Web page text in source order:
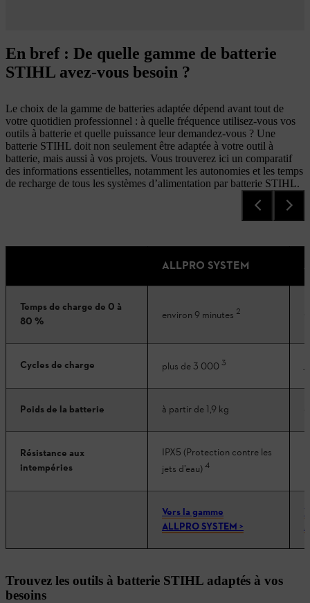
En bref : De quelle gamme de batterie
STIHL avez-vous besoin ?
Le choix de la gamme de batteries adaptée dépend avant tout de
votre quotidien professionnel : à quelle fréquence utilisez-vous vos
outils à batterie et quelle puissance leur demandez-vous ? Une
batterie STIHL doit non seulement être adaptée à votre outil à
batterie, mais aussi à vos projets. Vous trouverez ici un comparatif
des informations essentielles, notamment les autonomies et les temps
de recharge de tous les systèmes d’alimentation par batterie STIHL.
ALLPRO SYSTEM
Temps de charge de 0 à
80 %
environ 9 minutes 2
Cycles de charge plus de 3 000 3
Poids de la batterie à partir de 1,9 kg
Résistance aux
intempéries
IPX5 (Protection contre les
jets d’eau)4
Vers la gamme
ALLPRO SYSTEM >
Trouvez les outils à batterie STIHL adaptés à vos
besoins